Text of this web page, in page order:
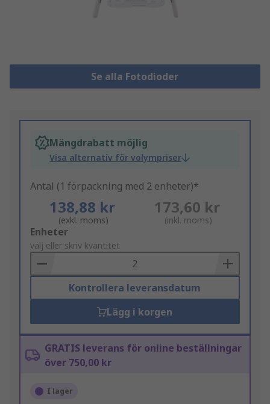
Se alla Fotodioder
Mängdrabatt möjlig
Visa alternativ för volympriser
Antal (1 förpackning med 2 enheter)*
138,88 kr
(exkl. moms)
173,60 kr
(inkl. moms)
Add
to
Basket
Enheter
välj eller skriv kvantitet
Kontrollera leveransdatum
Lägg i korgen
GRATIS leverans för online beställningar
över 750,00 kr
I lager